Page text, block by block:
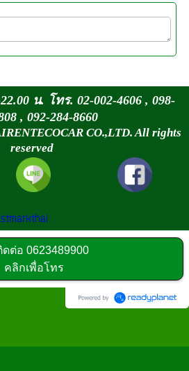
น. โทร. 02-002-4606 , 098-
, 092-284-8660
CO.,LTD. All rights
reserved
ดต่อ0623489900
คลิกเพื่อโทร